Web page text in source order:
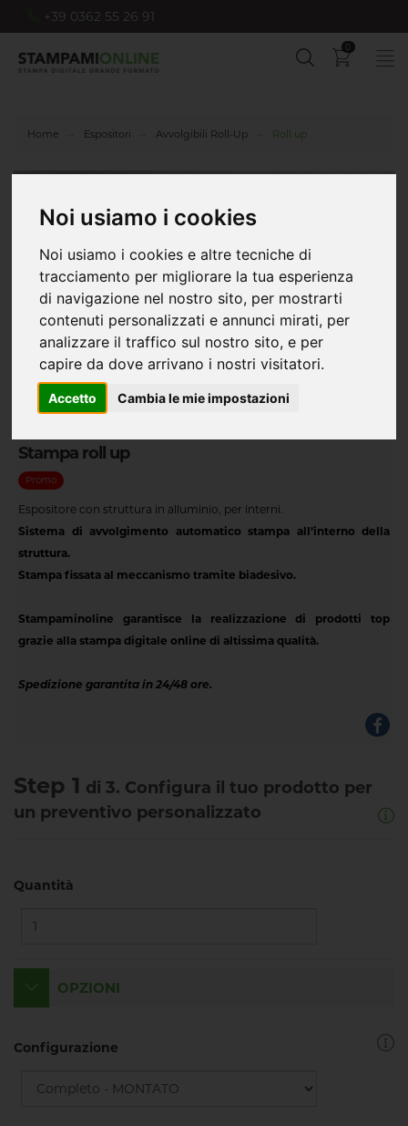
Noi usiamo i cookies
Noi usiamo i cookies e altre tecniche di
tracciamento per migliorare la tua esperienza
di navigazione nel nostro sito, per mostrarti
contenuti personalizzati e annunci mirati, per
analizzare il traffico sul nostro sito, e per
capire da dove arrivano i nostri visitatori.
Accetto Cambia le mie impostazioni
+39 0362 55 26 91
0
Home Espositori Avvolgibili Roll-Up Roll up
Stampa roll up
Promo
Espositore con struttura in alluminio, per interni.
Sistema di avvolgimento automatico stampa all’interno della
struttura.
Stampa fissata al meccanismo tramite biadesivo.
Stampaminoline garantisce la realizzazione di prodotti top
grazie alla stampa digitale online di altissima qualità.
Spedizione garantita in 24/48 ore.
Step 1 di 3. Configura il tuo prodotto per
un preventivo personalizzato
Quantità
OPZIONI
Configurazione